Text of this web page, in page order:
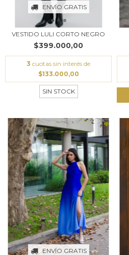
ENVÍO GRATIS
VESTIDO LULI CORTO NEGRO
$399.000,00
3 cuotas sin interés de
$133.000,00
SIN STOCK
ENVÍO GRATIS